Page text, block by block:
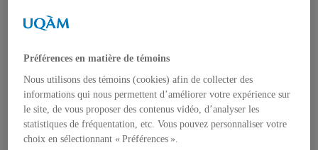
Rapports d'activités
Devenir membre
Membres étudiant.es
Membres associé.es
Formation
Concentration de 2e cycle
Concentration de 3e cycle
Préférences en matière de témoins
Nous utilisons des témoins (cookies) afin de collecter des
informations qui nous permettent d’améliorer votre expérience sur
le site, de vous proposer des contenus vidéo, d’analyser les
statistiques de fréquentation, etc. Vous pouvez personnaliser votre
choix en sélectionnant « Préférences ».